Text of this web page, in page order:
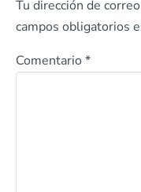
Tu dirección de
campos obligatorios
Comentario *